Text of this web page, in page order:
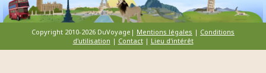
Copyright 2010-2026 DuVoyage| Mentions légales | Conditions
d'utilisation | Contact| Lieu d'intérêt